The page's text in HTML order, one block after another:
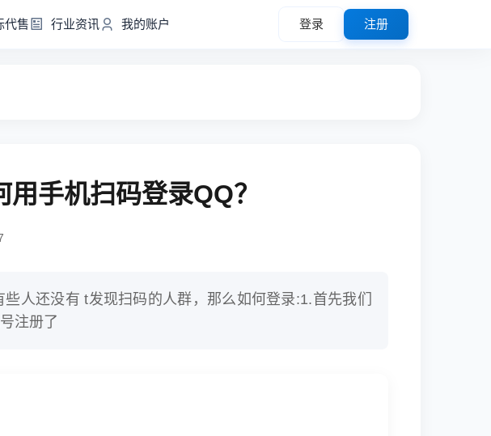
代售 行业资讯 我的账户 登录 注册
手机扫码登录QQ？
人还没有 t发现扫码的人群，那么如何登录:1.首先我们
注册了